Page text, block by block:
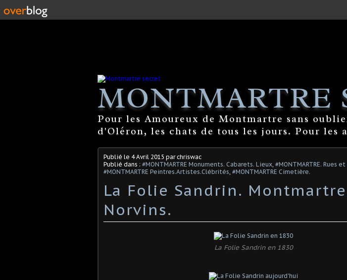
MONTMARTRE
Pour les Amoureux de Montmartre sans
d'Oléron, les chats de tous les jours. Pour les
Publié le 4 Avril 2015 par chriswac
Publié dans : #MONTMARTRE Monuments. Cabarets. Lieux #MONTMARTRE. Rues
#MONTMARTRE Peintres.Artistes.Clébrités #MONTMARTRE Cimetière.
La Folie Sandrin.
Norvins.
La Folie Sandrin en 1830